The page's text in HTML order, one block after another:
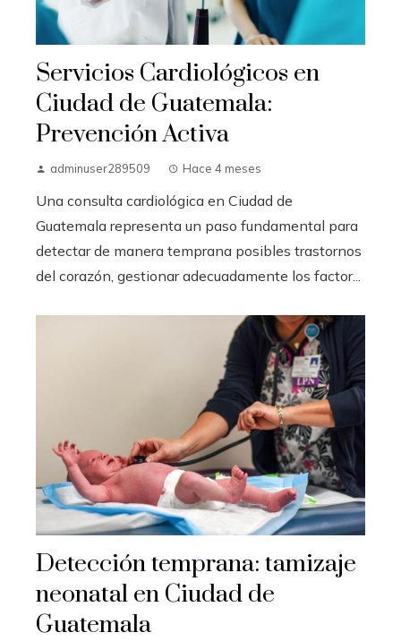
Servicios Cardiológicos en
Ciudad de Guatemala:
Prevención Activa
adminuser289509 Hace 4 meses
Una consulta cardiológica en Ciudad de
Guatemala representa un paso fundamental para
detectar de manera temprana posibles trastornos
del corazón, gestionar adecuadamente los factor...
Detección temprana: tamizaje
neonatal en Ciudad de
Guatemala